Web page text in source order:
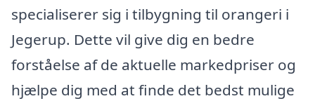
specialiserer sig i tilbygning til orangeri i
Jegerup. Dette vil give dig en bedre
forståelse af de aktuelle markedpriser og
hjælpe dig med at finde det bedst mulige